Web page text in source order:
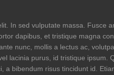
In sed vulputate massa. Fusce
dapibus, et tristique magna
nunc, mollis a lectus ac,
lacinia purus, id tristique ipsum.
a bibendum risus tincidunt id.